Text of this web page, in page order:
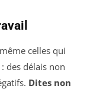
celles qui
des délais non
Dites non